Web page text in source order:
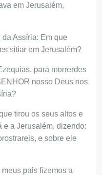
em Jerusalém,
Assíria: Em que
sitiar em Jerusalém?
para morrerdes
nosso Deus nos
tirou os seus altos e
e a Jerusalém, dizendo:
e sobre ele
pais fizemos a